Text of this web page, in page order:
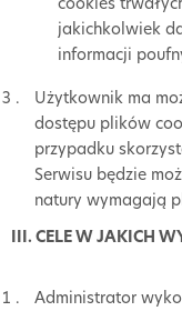
jakichkolwiek
informacji
Użytkownik ma
dostępu plików
przypadku
Serwisu będzie
natury wymagają
III. CELE W JAKICH
Administrator